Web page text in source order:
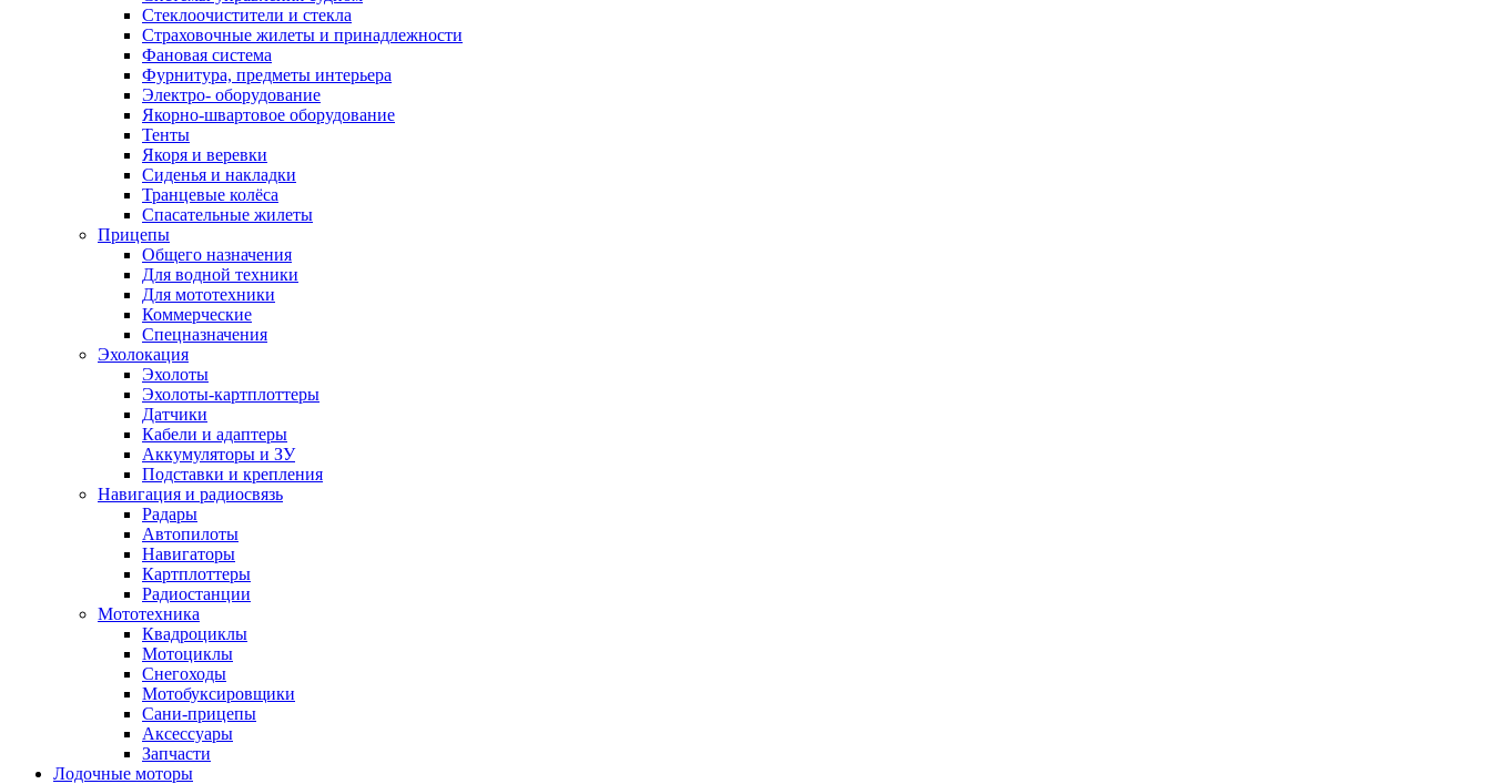
Стеклоочистители и стекла
Страховочные жилеты и принадлежности
Фановая система
Фурнитура, предметы интерьера
Электро- оборудование
Якорно-швартовое оборудование
Тенты
Якоря и веревки
Сиденья и накладки
Транцевые колёса
Спасательные жилеты
Прицепы
Общего назначения
Для водной техники
Для мототехники
Коммерческие
Спецназначения
Эхолокация
Эхолоты
Эхолоты-картплоттеры
Датчики
Кабели и адаптеры
Аккумуляторы и ЗУ
Подставки и крепления
Навигация и радиосвязь
Радары
Автопилоты
Навигаторы
Картплоттеры
Радиостанции
Мототехника
Квадроциклы
Мотоциклы
Снегоходы
Мотобуксировщики
Сани-прицепы
Аксессуары
Запчасти
Лодочные моторы